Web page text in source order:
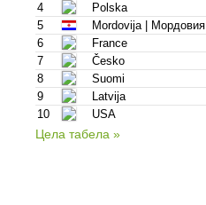
4
Polska
5
Mordovija | Мордовия
6
France
7
Česko
8
Suomi
9
Latvija
10
USA
Цела табела »